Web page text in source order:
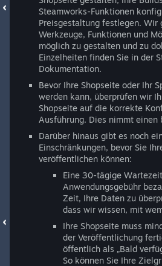
Steamworks-Funktionen
Preisgestaltung festlegen. Wir
Werkzeuge, Funktionen und
möglich zu gestalten und zu
Einzelheiten finden Sie in der
Dokumentation.
Bevor Ihre Shopseite oder Ihr
werden kann, überprüfen wir
Shopseite auf die korrekte
Ausführung. Dies nimmt einen
Darüber hinaus gibt es noch
Einschränkungen, bevor Sie
veröffentlichen können:
Eine 30-tägige
Anwendungsgebühr
Zeit, Ihre Daten zu
dass wir wissen, mit
Ihre Shopseite muss
der Veröffentlichung
öffentlich als „Bald
So können Sie Ihre